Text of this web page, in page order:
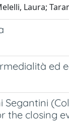
Laura;
ed
Segantini
the closing